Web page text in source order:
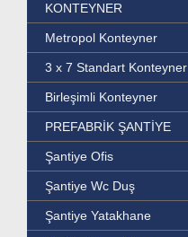
KONTEYNER
Metropol Konteyner
3 x 7 Standart Konteyner
Birleşimli Konteyner
PREFABRİK ŞANTİYE
Şantiye Ofis
Şantiye Wc Duş
Şantiye Yatakhane